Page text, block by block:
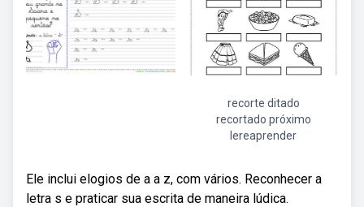
recorte ditado
recortado próximo
lereaprender
Ele inclui elogios de a a z, com vários. Reconhecer a
letra s e praticar sua escrita de maneira lúdica.